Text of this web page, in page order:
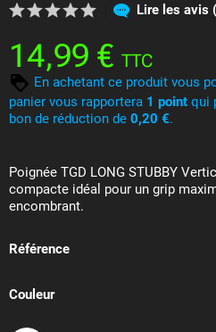
Lire les avis
14,99 € TTC
En achetant ce produit vous
panier vous rapportera 1 point qui
bon de réduction de 0,20 €.
Poignée TGD LONG STUBBY
compacte idéal pour un grip
encombrant.
Référence
Couleur